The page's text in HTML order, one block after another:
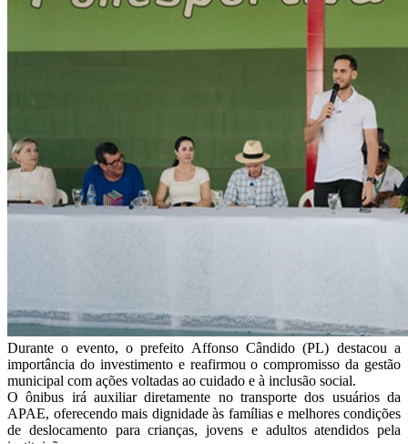
Durante o evento, o prefeito Affonso Cândido (PL) destacou a
importância do investimento e reafirmou o compromisso da gestão
municipal com ações voltadas ao cuidado e à inclusão social.
O ônibus irá auxiliar diretamente no transporte dos usuários da
APAE, oferecendo mais dignidade às famílias e melhores condições
de deslocamento para crianças, jovens e adultos atendidos pela